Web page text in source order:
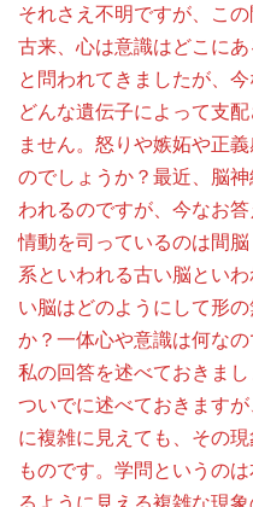
それさえ不明ですが、こ
古来、心は意識はどこに
と問われてきましたが、
どんな遺伝子によって支
ません。怒りや嫉妬や正
のでしょうか？最近、脳
われるのですが、今なお
情動を司っているのは間
系といわれる古い脳とい
い脳はどのようにして形
か？一体心や意識は何な
私の回答を述べておきまし
ついでに述べておきます
に複雑に見えても、その
ものです。学問というの
るように見える複雑な現